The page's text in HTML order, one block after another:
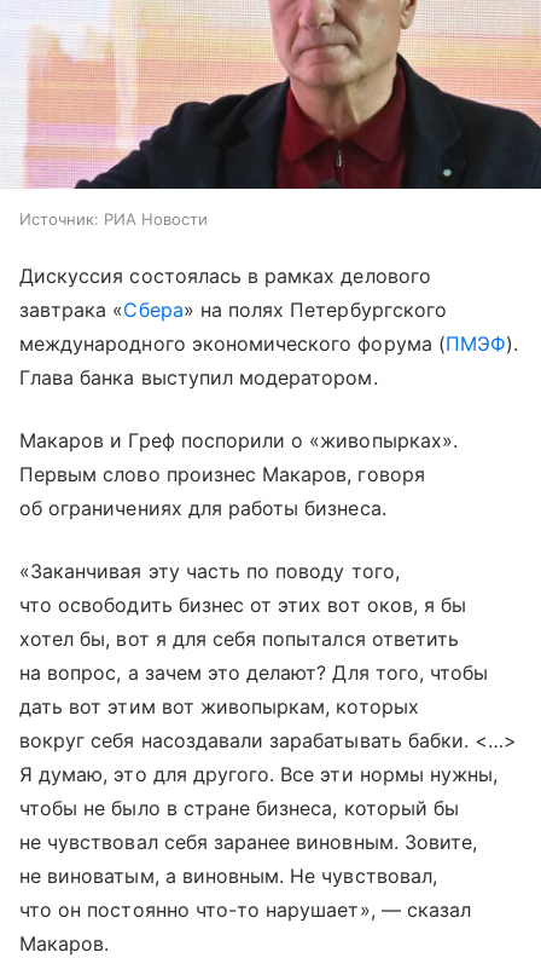
Источник: РИА Новости
Дискуссия состоялась в рамках делового
завтрака «Сбера» на полях Петербургского
международного экономического форума (ПМЭФ).
Глава банка выступил модератором.
Макаров и Греф поспорили о «живопырках».
Первым слово произнес Макаров, говоря
об ограничениях для работы бизнеса.
«Заканчивая эту часть по поводу того,
что освободить бизнес от этих вот оков, я бы
хотел бы, вот я для себя попытался ответить
на вопрос, а зачем это делают? Для того, чтобы
дать вот этим вот живопыркам, которых
вокруг себя насоздавали зарабатывать бабки. <…>
Я думаю, это для другого. Все эти нормы нужны,
чтобы не было в стране бизнеса, который бы
не чувствовал себя заранее виновным. Зовите,
не виноватым, а виновным. Не чувствовал,
что он постоянно что-то нарушает», — сказал
Макаров.